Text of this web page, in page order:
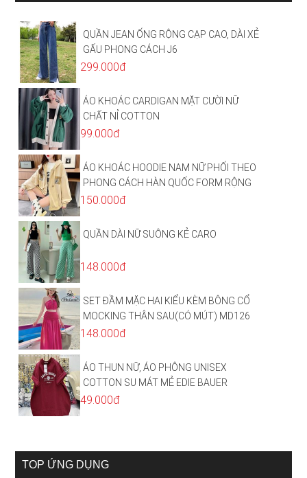
QUẦN JEAN ỐNG RỘNG CẠP CAO, DÀI XẺ
GẤU PHONG CÁCH J6
299.000đ
ÁO KHOÁC CARDIGAN MẶT CƯỜI NỮ
CHẤT NỈ COTTON
99.000đ
ÁO KHOÁC HOODIE NAM NỮ PHỐI THEO
PHONG CÁCH HÀN QUỐC FORM RỘNG
HÌNH THÊU SIÊU ĐẸP CỰC CHẤT LƯỢNG
150.000đ
QUẦN DÀI NỮ SUÔNG KẺ CARO
148.000đ
SET ĐẦM MẶC HAI KIỂU KÈM BÔNG CỔ
MOCKING THÂN SAU(CÓ MÚT) MD126
148.000đ
ÁO THUN NỮ, ÁO PHÔNG UNISEX
COTTON SU MÁT MẺ EDIE BAUER
49.000đ
TOP ỨNG DỤNG